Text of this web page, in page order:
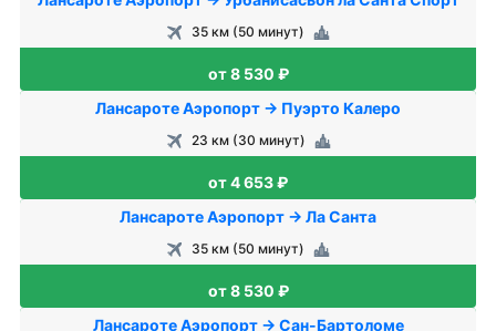
35 км (50 минут)
от 8 530 ₽
Лансароте Аэропорт → Пуэрто Калеро
23 км (30 минут)
от 4 653 ₽
Лансароте Аэропорт → Ла Санта
35 км (50 минут)
от 8 530 ₽
Лансароте Аэропорт → Сан-Бартоломе